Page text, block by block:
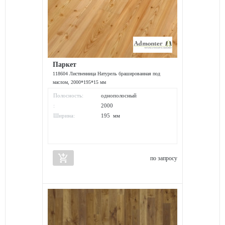
Паркет
118604 Лиственница Натурель брашированная под
маслом, 2000*195*15 мм
Полосность:
однополосный
:
2000
Ширина:
195 мм
add_shopping_cart по запросу